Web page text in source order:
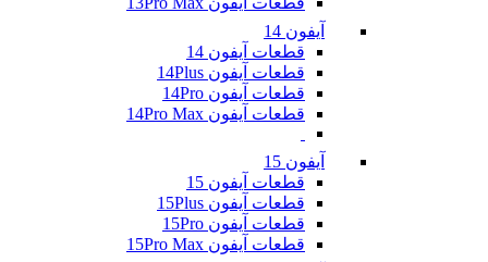
آیفون 14
قطعات آیفون 14
قطعات آیفون 14Plus
قطعات آیفون 14Pro
قطعات آیفون 14Pro Max
آیفون 15
قطعات آیفون 15
قطعات آیفون 15Plus
قطعات آیفون 15Pro
قطعات آیفون 15Pro Max